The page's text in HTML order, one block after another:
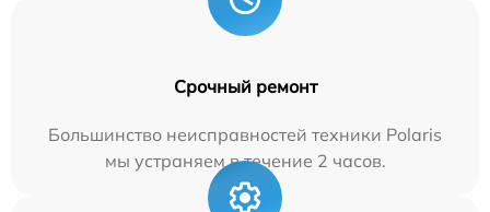
Срочный ремонт
Большинство неисправностей техники Polaris
мы устраняем в течение 2 часов.